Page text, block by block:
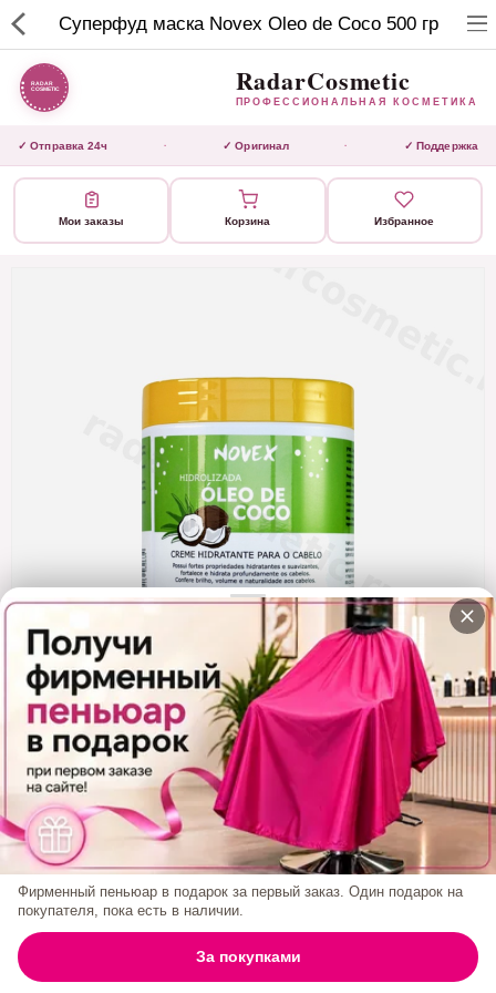
RadarCosmetic
КОСМЕТИКА
✕
Активаторы
Ботокс
Завершающие маски
Ещё категории
✓ Отправка 24ч · ✓ Оригинал ✓ Поддержка
ГЛАВНАЯ ПОИСК КОРЗИНА АККАУНТ
Суперфуд маска Novex Oleo de Coco 500 гр
RadarCosmetic
ПРОФЕССИОНАЛЬНАЯ КОСМЕТИКА
✓ Отправка 24ч · ✓ Оригинал · ✓ Поддержка
Мои заказы Корзина Избранное
Суперфуд Маска Novex Oleo De Coco 500 Гр
Код товара:2356
1 100₽
БРЕНД: NOVEX
Фирменный пеньюар в подарок за первый заказ. Один подарок на
покупателя, пока есть в наличии.
За покупками